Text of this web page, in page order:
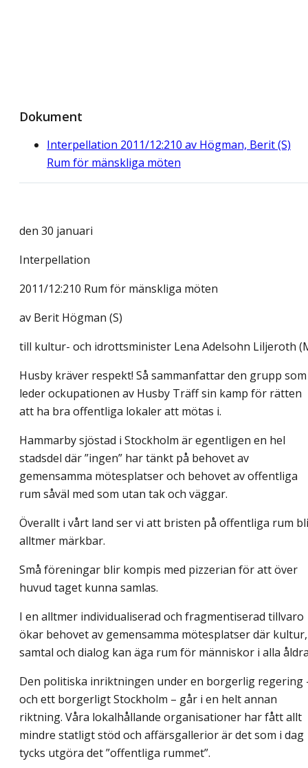
Dokument
Interpellation 2011/12:210 av Högman, Berit (S)
Rum för mänskliga möten
den 30 januari
Interpellation
2011/12:210 Rum för mänskliga möten
av Berit Högman (S)
till kultur- och idrottsminister Lena Adelsohn Liljeroth
Husby kräver respekt! Så sammanfattar den grupp som
leder ockupationen av Husby Träff sin kamp för rätten
att ha bra offentliga lokaler att mötas i.
Hammarby sjöstad i Stockholm är egentligen en hel
stadsdel där ”ingen” har tänkt på behovet av
gemensamma mötesplatser och behovet av offentliga
rum såväl med som utan tak och väggar.
Överallt i vårt land ser vi att bristen på offentliga rum
alltmer märkbar.
Små föreningar blir kompis med pizzerian för att över
huvud taget kunna samlas.
I en alltmer individualiserad och fragmentiserad tillvaro
ökar behovet av gemensamma mötesplatser där kultur,
samtal och dialog kan äga rum för människor i alla
Den politiska inriktningen under en borgerlig regering
och ett borgerligt Stockholm – går i en helt annan
riktning. Våra lokalhållande organisationer har fått allt
mindre statligt stöd och affärsgallerior är det som i dag
tycks utgöra det ”offentliga rummet”.